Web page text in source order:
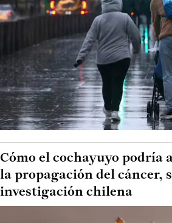
Cómo el cochayuyo podría
la propagación del cáncer,
investigación chilena